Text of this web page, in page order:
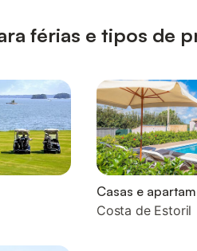
férias e tipos de
Casas e
Costa de Estoril